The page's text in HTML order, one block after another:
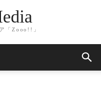
「Zooo!!」